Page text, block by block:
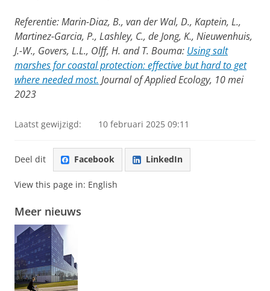
Referentie: Marin-Diaz, B., van der Wal, D., Kaptein, L.,
Martinez-Garcia, P., Lashley, C., de Jong, K., Nieuwenhuis,
J.-W., Govers, L.L., Olff, H. and T. Bouma: Using salt
marshes for coastal protection: effective but hard to get
where needed most. Journal of Applied Ecology, 10 mei
2023
Laatst gewijzigd: 10 februari 2025 09:11
Deel dit Facebook LinkedIn
View this page in: English
Meer nieuws